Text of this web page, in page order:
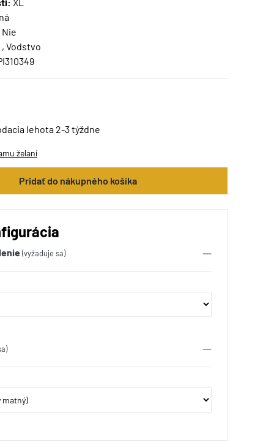
Nie
Vodstvo
lehota 2-3 týždne
želaní
Pridať do nákupného košíka
(vyžaduje sa)